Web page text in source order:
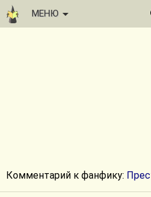
МЕНЮ
Комментарий к фанфику: